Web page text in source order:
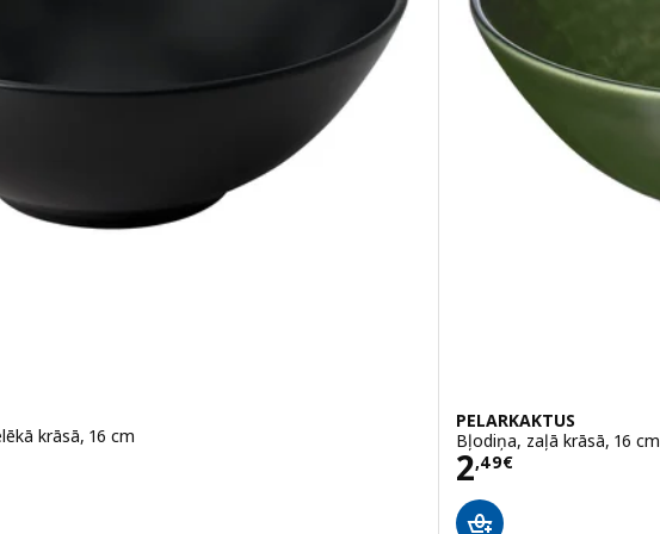
krāsā, 16 cm
PELARKAKTUS
Bļodiņa, zaļā krāsā, 16 cm
2,49€
Cena 2,49€